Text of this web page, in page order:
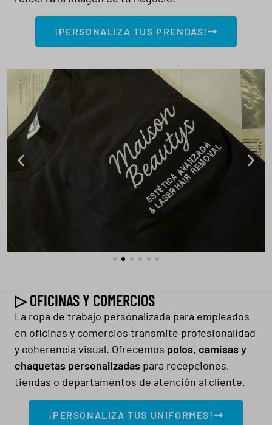
¡PERSONALIZA TUS PRENDAS!
▷ OFICINAS Y COMERCIOS
La ropa de trabajo personalizada para empleados
en oficinas y comercios transmite profesionalidad
y coherencia visual. Ofrecemos polos, camisas y
chaquetas personalizadas para recepciones,
tiendas o departamentos de atención al cliente.
¡PERSONALIZA TUS UNIFORMES!